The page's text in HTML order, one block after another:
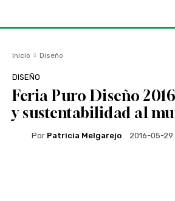
Inicio Diseño
DISEÑO
Feria Puro Diseño
y sustentabilidad al
Por Patricia Melgarejo 2016-05-29